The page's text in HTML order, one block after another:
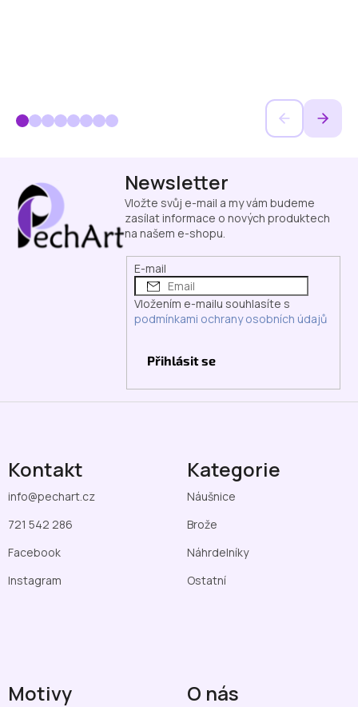
Newsletter
Vložte svůj e-mail a my vám budeme
zasílat informace o nových produktech
na našem e-shopu.
E-mail
Vložením e-mailu souhlasíte s
podmínkami ochrany osobních údajů
Přihlásit se
Kontakt
info@pechart.cz
721 542 286
Facebook
Instagram
Kategorie
Náušnice
Brože
Náhrdelníky
Ostatní
Motivy O nás